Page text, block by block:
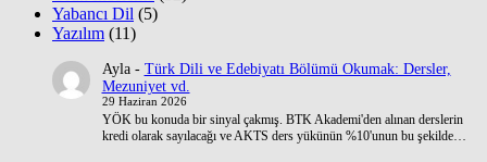
Yabancı Dil (5)
Yazılım (11)
Ayla- Türk Dili ve Edebiyatı Bölümü Okumak: Dersler,
Mezuniyet vd.
29 Haziran 2026
YÖK bu konuda bir sinyal çakmış. BTK Akademi'den alınan derslerin
kredi olarak sayılacağı ve AKTS ders yükünün %10'unun bu şekilde…